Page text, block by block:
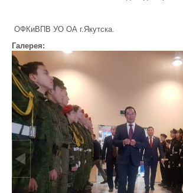
ОФКиВПВ УО ОА г.Якутска.
Галерея: